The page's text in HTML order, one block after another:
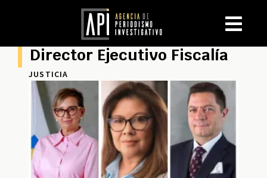
Director Ejecutivo Fiscalía
JUSTICIA